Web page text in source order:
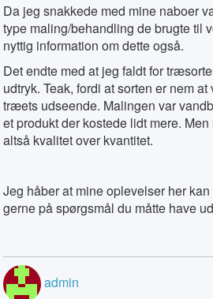
Da jeg snakkede med mine naboer
type maling/behandling de brugte til
nyttig information om dette også.
Det endte med at jeg faldt for
udtryk. Teak, fordi at sorten er nem
træets udseende. Malingen var
et produkt der kostede lidt mere.
altså kvalitet over kvantitet.
Jeg håber at mine oplevelser her
gerne på spørgsmål du måtte have
admin